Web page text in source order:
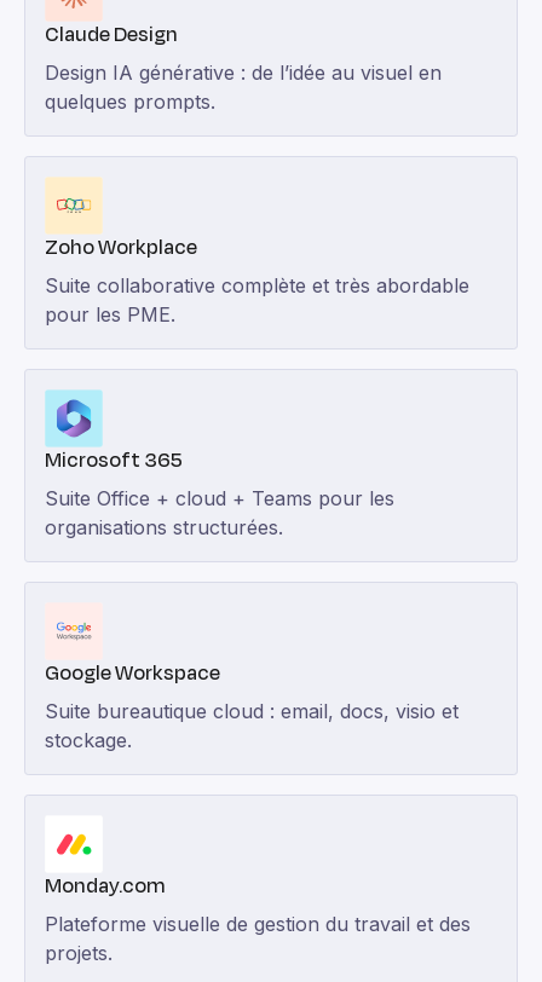
Claude Design
Design IA générative : de l’idée au visuel en
quelques prompts.
Zoho Workplace
Suite collaborative complète et très abordable
pour les PME.
Microsoft 365
Suite Office + cloud + Teams pour les
organisations structurées.
Google Workspace
Suite bureautique cloud : email, docs, visio et
stockage.
Monday.com
Plateforme visuelle de gestion du travail et des
projets.